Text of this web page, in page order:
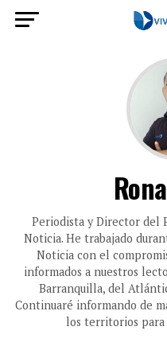
Periodista y Director del
Noticia. He trabajado
Noticia con el
informados a nuestros
Barranquilla, del
Continuaré informando de
los territorios para